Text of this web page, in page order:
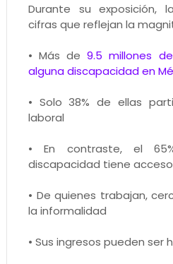
Durante su exposición,
cifras que reflejan la
• Más de9.5 millones
alguna discapacidad en
• Solo 38% de ellas
laboral
• En contraste, el
discapacidad tiene
• De quienes trabajan,
la informalidad
• Sus ingresos pueden ser